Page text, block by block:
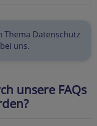
Thema Datenschutz
uns.
unsere FAQs